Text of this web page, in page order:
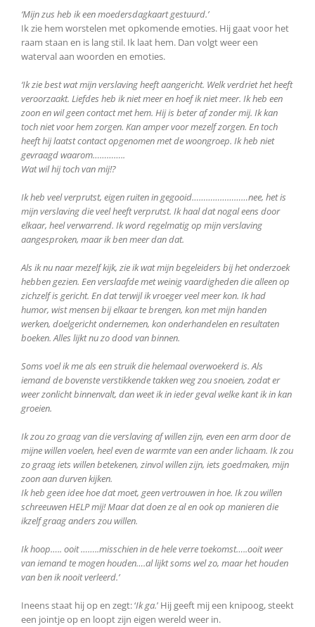
‘Mijn zus heb ik een moedersdagkaart gestuurd.’
Ik zie hem worstelen met opkomende emoties. Hij gaat voor het
raam staan en is lang stil. Ik laat hem. Dan volgt weer een
waterval aan woorden en emoties.
‘Ik zie best wat mijn verslaving heeft aangericht. Welk verdriet het heeft
veroorzaakt. Liefdes heb ik niet meer en hoef ik niet meer. Ik heb een
zoon en wil geen contact met hem. Hij is beter af zonder mij. Ik kan
toch niet voor hem zorgen. Kan amper voor mezelf zorgen. En toch
heeft hij laatst contact opgenomen met de woongroep. Ik heb niet
gevraagd waarom…………..
Wat wil hij toch van mij!?
Ik heb veel verprutst, eigen ruiten in gegooid……………………nee, het is
mijn verslaving die veel heeft verprutst. Ik haal dat nogal eens door
elkaar, heel verwarrend. Ik word regelmatig op mijn verslaving
aangesproken, maar ik ben meer dan dat.
Als ik nu naar mezelf kijk, zie ik wat mijn begeleiders bij het onderzoek
hebben gezien. Een verslaafde met weinig vaardigheden die alleen op
zichzelf is gericht. En dat terwijl ik vroeger veel meer kon. Ik had
humor, wist mensen bij elkaar te brengen, kon met mijn handen
werken, doelgericht ondernemen, kon onderhandelen en resultaten
boeken. Alles lijkt nu zo dood van binnen.
Soms voel ik me als een struik die helemaal overwoekerd is. Als
iemand de bovenste verstikkende takken weg zou snoeien, zodat er
weer zonlicht binnenvalt, dan weet ik in ieder geval welke kant ik in kan
groeien.
Ik zou zo graag van die verslaving af willen zijn, even een arm door de
mijne willen voelen, heel even de warmte van een ander lichaam. Ik zou
zo graag iets willen betekenen, zinvol willen zijn, iets goedmaken, mijn
zoon aan durven kijken.
Ik heb geen idee hoe dat moet, geen vertrouwen in hoe. Ik zou willen
schreeuwen HELP mij! Maar dat doen ze al en ook op manieren die
ikzelf graag anders zou willen.
Ik hoop….. ooit ……..misschien in de hele verre toekomst…..ooit weer
van iemand te mogen houden….al lijkt soms wel zo, maar het houden
van ben ik nooit verleerd.’
Ineens staat hij op en zegt: ‘Ik ga.’ Hij geeft mij een knipoog, steekt
een jointje op en loopt zijn eigen wereld weer in.